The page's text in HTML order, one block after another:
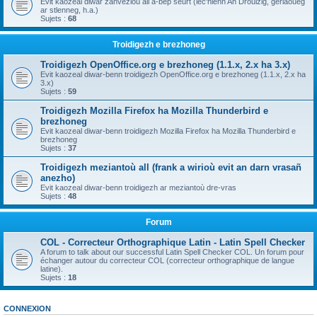
ar stlenneg, h.a.)
Sujets : 68
Troidigezh e brezhoneg
Troidigezh OpenOffice.org e brezhoneg (1.1.x, 2.x ha 3.x)
Evit kaozeal diwar-benn troidigezh OpenOffice.org e brezhoneg (1.1.x, 2.x ha
3.x)
Sujets : 59
Troidigezh Mozilla Firefox ha Mozilla Thunderbird e
brezhoneg
Evit kaozeal diwar-benn troidigezh Mozilla Firefox ha Mozilla Thunderbird e
brezhoneg
Sujets : 37
Troidigezh meziantoù all (frank a wirioù evit an darn vrasañ
anezho)
Evit kaozeal diwar-benn troidigezh ar meziantoù dre-vras
Sujets : 48
Forum
COL - Correcteur Orthographique Latin - Latin Spell Checker
A forum to talk about our successful Latin Spell Checker COL. Un forum pour
échanger autour du correcteur COL (correcteur orthographique de langue
latine).
Sujets : 18
CONNEXION